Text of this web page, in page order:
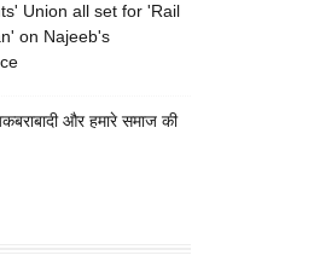
Union all set for 'Rail
on Najeeb's
और हमारे समाज की